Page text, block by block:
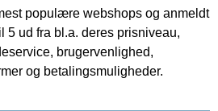
populære webshops og anmeldt
5 ud fra bl.a. deres prisniveau,
brugervenlighed,
og betalingsmuligheder.